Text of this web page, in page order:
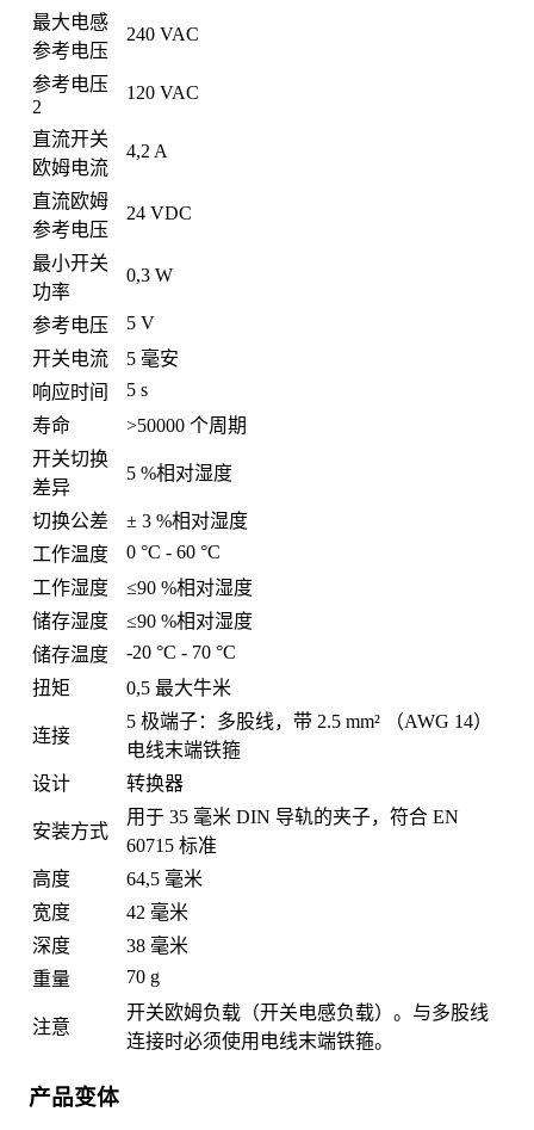
最大电感
参考电压
240 VAC
参考电压
2
120 VAC
直流开关
欧姆电流
4,2 A
直流欧姆
参考电压
24 VDC
最小开关
功率
0,3 W
参考电压
5 V
开关电流
5 毫安
响应时间
5 s
寿命
>50000 个周期
开关切换
差异
5 %相对湿度
切换公差
± 3 %相对湿度
工作温度
0 °C - 60 °C
工作湿度
≤90 %相对湿度
储存湿度
≤90 %相对湿度
储存温度
-20 °C - 70 °C
扭矩
0,5 最大牛米
连接
5 极端子：多股线，带 2.5 mm² （AWG 14）
电线末端铁箍
设计
转换器
安装方式
用于 35 毫米 DIN 导轨的夹子，符合 EN
60715 标准
高度
64,5 毫米
宽度
42 毫米
深度
38 毫米
重量
70 g
注意
开关欧姆负载（开关电感负载）。与多股线
连接时必须使用电线末端铁箍。
产品变体